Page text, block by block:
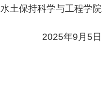
水土保持科学与工程学院
2025年9月5日